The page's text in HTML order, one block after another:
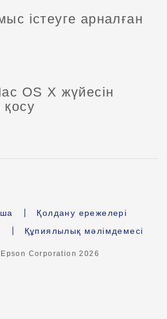
істеуге арналған
OS X жүйесін
Қолдану ережелері
Құпиялылық мәлімдемесі
Corporation2026